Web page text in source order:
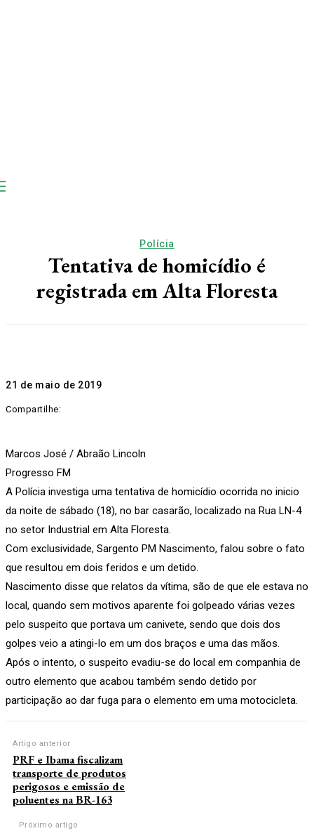
Polícia
Tentativa de homicídio é
registrada em Alta Floresta
21 de maio de 2019
Compartilhe:
Marcos José / Abraão Lincoln
Progresso FM
A Polícia investiga uma tentativa de homicídio ocorrida no inicio
da noite de sábado (18), no bar casarão, localizado na Rua LN-4
no setor Industrial em Alta Floresta.
Com exclusividade, Sargento PM Nascimento, falou sobre o fato
que resultou em dois feridos e um detido.
Nascimento disse que relatos da vítima, são de que ele estava no
local, quando sem motivos aparente foi golpeado várias vezes
pelo suspeito que portava um canivete, sendo que dois dos
golpes veio a atingi-lo em um dos braços e uma das mãos.
Após o intento, o suspeito evadiu-se do local em companhia de
outro elemento que acabou também sendo detido por
participação ao dar fuga para o elemento em uma motocicleta.
Artigo anterior
PRF e Ibama fiscalizam
transporte de produtos
perigosos e emissão de
poluentes na BR-163
Próximo artigo